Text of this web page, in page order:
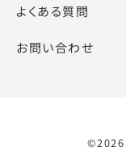
よくある質問
お問い合わせ